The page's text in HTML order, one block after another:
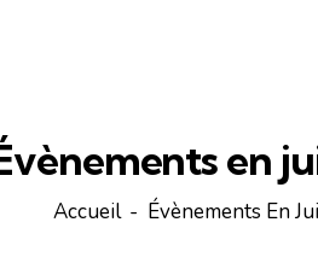
en
Accueil Évènements En